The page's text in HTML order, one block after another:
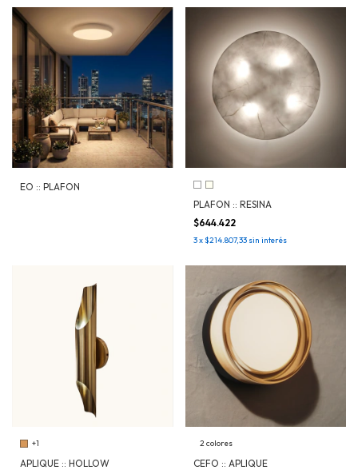
EO :: PLAFON
PLAFON :: RESINA
$644.422
3x$214.807,33 sin interés
+1
APLIQUE :: HOLLOW
2 colores
CEFO :: APLIQUE